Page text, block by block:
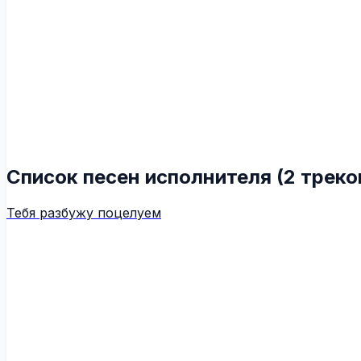
Список песен исполнителя (2
Тебя разбужу поцелуем